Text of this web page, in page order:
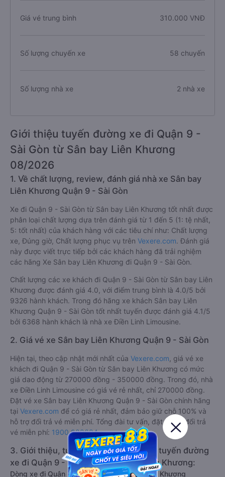
Thời gian di chuyển 7.5 giờ
Giá vé trung bình 310.000 VNĐ
Số lượng chuyến xe 58 chuyến
Giới thiệu tuyến đường xe đi Quận 9 -
Sài Gòn từ Sân bay Liên Khương
1. Về chất lượng, review, đánh giá nhà xe Sân bay
Liên Khương Quận 9 - Sài Gòn
Xe đi Quận 9 - Sài Gòn từ Sân bay Liên Khương tốt nhất được
phân loại chất lượng dựa trên đánh giá từ 1 đến 5 (1: tệ nhất,
5: tốt nhất) của khách hàng với các tiêu chí như: Chất lượng
xe, Đúng giờ, Chất lượng phục vụ trênVexere.com. Đánh giá
này được viết trực tiếp bởi các khách hàng đã trải nghiệm
các hãng Xe Sân bay Liên Khương đi Quận 9 - Sài Gòn.
Chất lượng các xe khách đi Quận 9 - Sài Gòn từ Sân bay Liên
Khương được đánh giá 4.0, với điểm trung bình là 4.0/5 bởi
9326 hành khách. Trong đó hãng xe khách Sân bay Liên
Khương Quận 9 - Sài Gòn tốt nhất tuyến được đánh giá 4.1/5
bởi 6368 hành khách là nhà xe Điền Linh Limousine.
2. Giá vé xe Sân bay Liên Khương Quận 9 - Sài Gòn
Hiện tại, theo cập nhật mới nhất của Vexere.com, giá vé xe
khách đi Quận 9 - Sài Gòn từ Sân bay Liên Khương có mức
giá dao động từ 270000 đồng - 350000 đồng. Trong đó, nhà
xe Điền Linh Limousine có giá vé rẻ nhất, chỉ 270000 đồng.
Đặt vé xe Sân bay Liên Khương Quận 9 - Sài Gòn chính hãng
tại Vexere.com để có giá rẻ nhất, đảm bảo giữ chỗ 100% và
hỗ trợ đổi trả vé miễn phí. Tổng đài tư vấn, đặt vé và đổi trả
vé miễn phí: 1900 888684.